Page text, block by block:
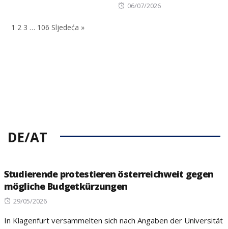
Posted
06/07/2026
1 2 3 … 106 Sljedeća »
DE/AT
Studierende protestieren österreichweit gegen
mögliche Budgetkürzungen
Posted
29/05/2026
In Klagenfurt versammelten sich nach Angaben der Universität